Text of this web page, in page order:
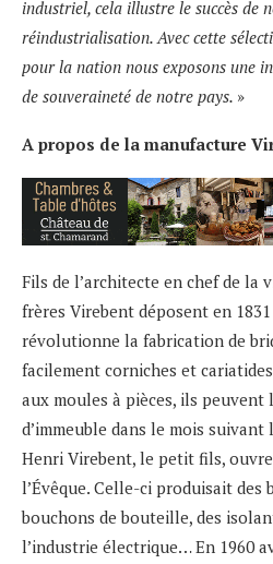
industriel, cela illustre le succès de
réindustrialisation. Avec cette
pour la nation nous exposons une
de souveraineté de notre pays. »
A propos de la manufacture
Fils de l’architecte en chef de la
frères Virebent déposent en
révolutionne la fabrication de
facilement corniches et
aux moules à pièces, ils peuvent
d’immeuble dans le mois suivant
Henri Virebent, le petit fils,
l’Évêque. Celle-ci produisait des
bouchons de bouteille, des
l’industrie électrique… En 1960